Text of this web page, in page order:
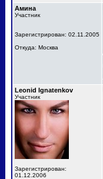
Амина
Участник
Зарегистрирован: 02.11.2005
Откуда: Москва
Leonid Ignatenkov
Участник
Зарегистрирован:
01.12.2006